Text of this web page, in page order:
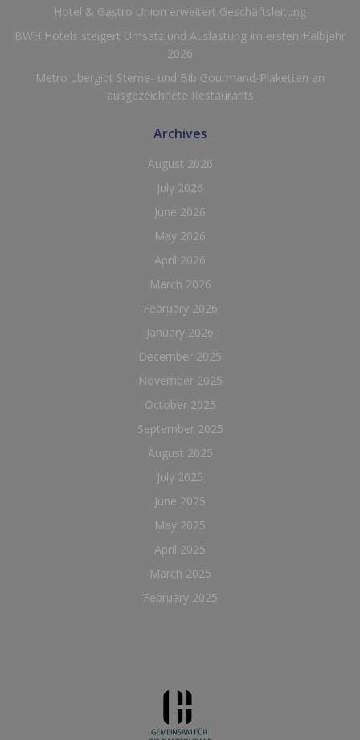
Hotel & Gastro Union erweitert Geschäftsleitung
BWH Hotels steigert Umsatz und Auslastung im ersten Halbjahr
2026
Metro übergibt Sterne- und Bib Gourmand-Plaketten an
ausgezeichnete Restaurants
Archives
August 2026
July 2026
June 2026
May 2026
April 2026
March 2026
February 2026
January 2026
December 2025
November 2025
October 2025
September 2025
August 2025
July 2025
June 2025
May 2025
April 2025
March 2025
February 2025